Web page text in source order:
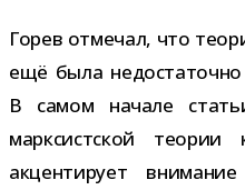
Горев отме­чал, что
ещё была
В самом начале
марк­сист­ской тео­рии
акцен­ти­рует